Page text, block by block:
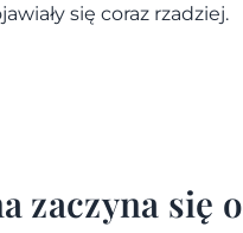
się coraz rzadziej.
zaczyna się